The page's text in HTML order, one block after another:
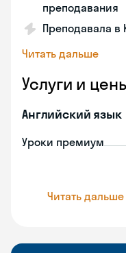
преподавания
Преподавала в
Читать дальше
Услуги и
Английский язык
Уроки премиум
Читать дальше